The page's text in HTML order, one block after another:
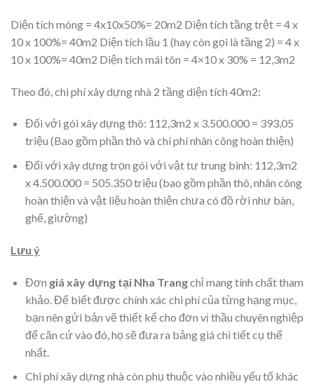
Diện tích móng = 4x10x50%= 20m2 Diện tích tầng trệt = 4 x
10 x 100%= 40m2 Diện tích lầu 1 (hay còn gọi là tầng 2) = 4 x
10 x 100%= 40m2 Diện tích mái tôn = 4×10 x 30% = 12,3m2
Theo đó, chi phí xây dựng nhà 2 tầng diện tích 40m2:
Đối với gói xây dựng thô: 112,3m2 x 3.500.000 = 393,05
triệu (Bao gồm phần thô và chí phí nhân công hoàn thiện)
Đối với xây dựng trọn gói với vật tư trung bình: 112,3m2
x 4.500.000 = 505.350 triệu (bao gồm phần thô, nhân công
hoàn thiện và vật liệu hoàn thiện chưa có đồ rời như bàn,
ghế, giường)
Lưu ý
Đơn giá xây dựng tại Nha Trangchỉ mang tính chất tham
khảo. Để biết được chính xác chi phí của từng hạng mục,
bạn nên gửi bản vẽ thiết kế cho đơn vị thầu chuyên nghiệp
để căn cứ vào đó, họ sẽ đưa ra bảng giá chi tiết cụ thể
nhất.
Chi phí xây dựng nhà còn phụ thuộc vào nhiều yếu tố khác